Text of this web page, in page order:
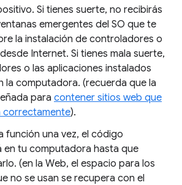
Si tienes suerte, no recibirás
emergentes del SO que te
la instalación de controladores o
Internet. Si tienes mala suerte,
o las aplicaciones instalados
la computadora. (recuerda que la
para contener sitios web que
correctamente).
función una vez, el código
en tu computadora hasta que
(en la Web, el espacio para los
no se usan se recupera con el